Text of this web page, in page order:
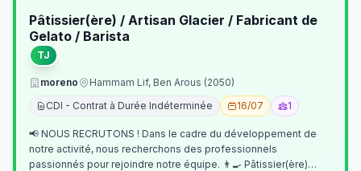
Pâtissier(ère) / Artisan Glacier / Fabricant de
Gelato / Barista
TJ
moreno
Hammam Lif, Ben Arous (2050)
CDI - Contrat à Durée Indéterminée
16/07 1
📢 NOUS RECRUTONS ! Dans le cadre du développement de
notre activité, nous recherchons des professionnels
passionnés pour rejoindre notre équipe. 👨‍🍳 Pâtissier(ère)